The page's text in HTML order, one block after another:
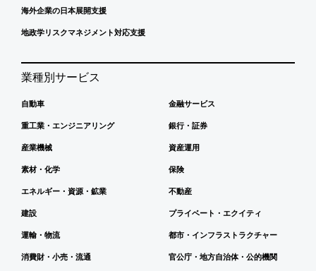
海外企業の日本展開支援
地政学リスクマネジメント対応支援
業種別サービス
自動車
重工業・エンジニアリング
産業機械
素材・化学
エネルギー・資源・鉱業
建設
運輸・物流
消費財・小売・流通
金融サービス
銀行・証券
資産運用
保険
不動産
プライベート・エクイティ
都市・インフラストラクチャー
官公庁・地方自治体・公的機関